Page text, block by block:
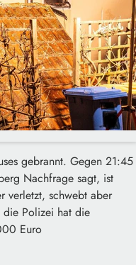
gebrannt. Gegen 21:45
Nachfrage sagt, ist
verletzt, schwebt aber
die Polizei hat die
Euro